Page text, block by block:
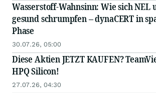
Wasserstoff-Wahnsinn: Wie sich NEL
gesund schrumpfen – dynaCERT in
Phase
30.07.26, 05:00
Diese Aktien JETZT KAUFEN?
HPQ Silicon!
27.07.26, 04:30